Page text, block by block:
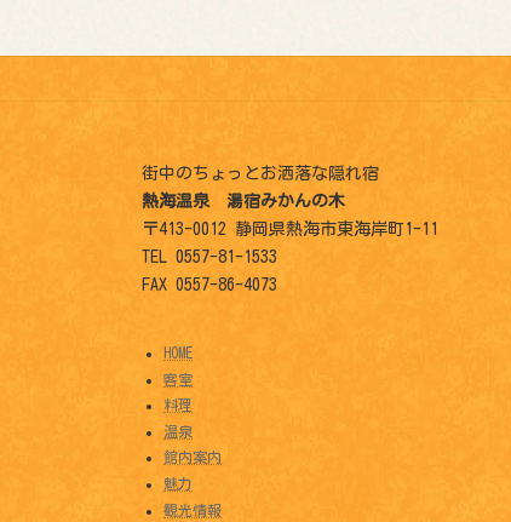
街中のちょっとお洒落な隠れ宿
熱海温泉 湯宿みかんの木
〒413-0012 静岡県熱海市東海岸町1-11
TEL 0557-81-1533
FAX 0557-86-4073
HOME
客室
料理
温泉
館内案内
魅力
観光情報